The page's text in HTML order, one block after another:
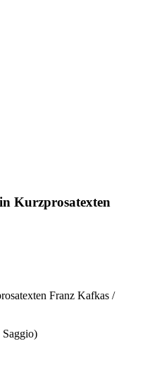
Kurzprosatexten
Franz Kafkas /